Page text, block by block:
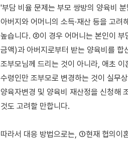
'부담 비율 문제는 부모 쌍방의 양육비
아버지와 어머니의 소득·재산 등을 고려
높습니다. ②이 경우 어머니는 본인이 부
금액)과 아버지로부터 받는 양육비를
조부모님께 드리는 것이 아니라, 애초
수령인만 조부모로 변경하는 것이 실무
양육자변경 및 양육비 재산정을 신청해
것도 고려할 만합니다.
따라서 대응 방법으로는, ①현재 협의이